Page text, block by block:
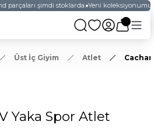
parçaları şimdi stoklarda. Yeni
Üst İç Giyim Atlet
Yaka Spor Atlet